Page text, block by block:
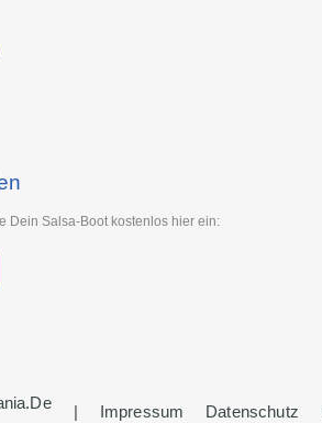
Dein Salsa-Boot kostenlos hier ein:
Impressum Datenschutz